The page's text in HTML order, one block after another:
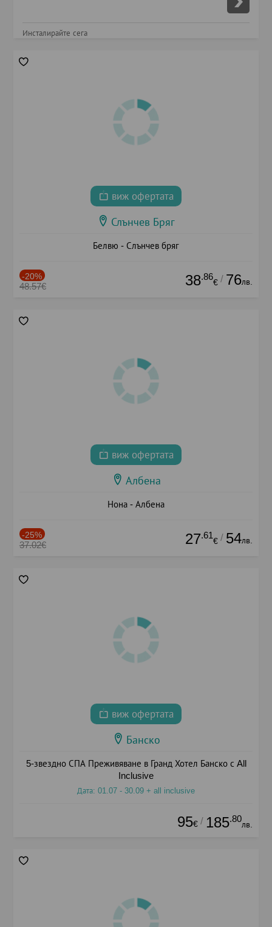
Инсталирайте сега
виж офертата
Слънчев Бряг
Белвю - Слънчев бряг
-20%
48.57€ 38.86
€ / 76лв.
виж офертата
Албена
Нона - Албена
-25%
37.02€ 27.61
€ / 54лв.
виж офертата
Банско
5-звездно СПА Преживяване в Гранд Хотел Банско с All
Inclusive
Дата: 01.07 - 30.09 + all inclusive
95€ / 185.80
лв.